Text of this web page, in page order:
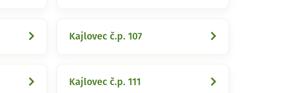
Kajlovec č.p. 107
Kajlovec č.p. 111